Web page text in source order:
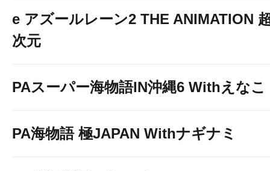
e アズールレーン2 THE ANIMATION
次元
PAスーパー海物語IN沖縄6 Withえなこ
PA海物語 極JAPAN Withナギナミ